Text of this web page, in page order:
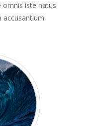
omnis iste natus
accusantium